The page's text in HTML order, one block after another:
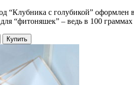
“Клубника с голубикой”
“фитоняшек” – ведь в 100
Купить